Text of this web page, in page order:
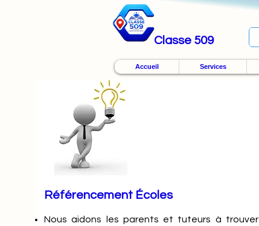
Classe 509
Accueil Services
Référencement Écoles
Nousaidons les parents et tuteurs à trouver